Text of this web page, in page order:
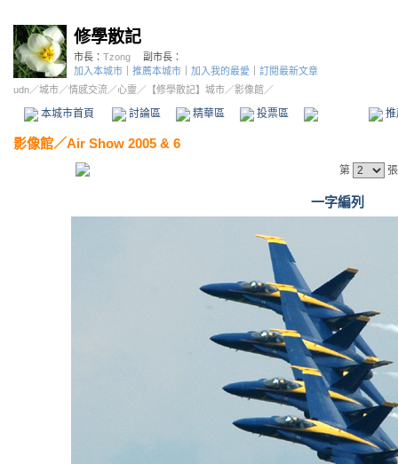
修學散記
市長： Tzong
副市長：
加入本城市
推薦本城市 加入我的最愛
訂閱最新文章
udn／城市／情感交流／心靈 ／ 【修學散記】城市／影像館／
本城市首頁 討論區 精華區 投票區 影像館
影像館／Air Show 2005 & 6
第
一字編列